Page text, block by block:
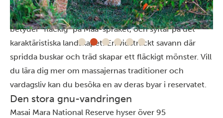
efter att ha vandrat hit från Nilens floddal. OrdetMara
betyder ”fläckig” på Maa-språket, och syftar på det
karaktäristiska landskapet: En vidsträckt savann där
spridda buskar och träd skapar ett fläckigt mönster. Vill
du lära dig mer om massajernas traditioner och
vardagsliv kan du besöka en av deras byar i reservatet.
Den stora gnu-vandringen
Masai Mara National Reserve hyser över 95